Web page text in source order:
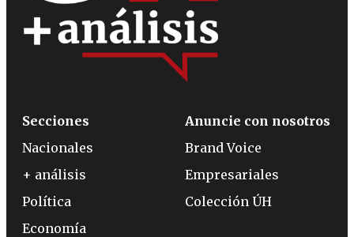
Secciones
Nacionales
+ análisis
Política
Economía
Anuncie con nosotros
Brand Voice
Empresariales
Colección ÚH